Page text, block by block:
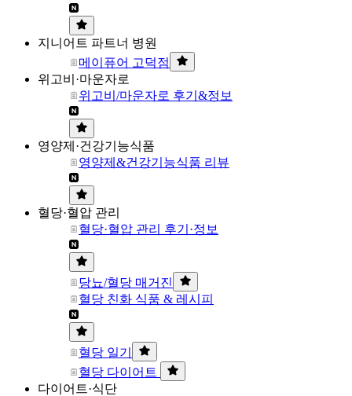
지니어트 파트너 병원
메이퓨어 고덕점
위고비·마운자로
위고비/마운자로 후기&정보
영양제·건강기능식품
영양제&건강기능식품 리뷰
혈당·혈압 관리
혈당·혈압 관리 후기·정보
당뇨/혈당 매거진
혈당 친화 식품 & 레시피
혈당 일기
혈당 다이어트
다이어트·식단